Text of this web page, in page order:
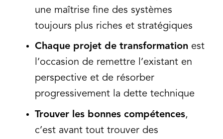
une maîtrise fine des systèmes
toujours plus riches et stratégiques
Chaque projet de transformationest
l’occasion de remettre l’existant en
perspective et de résorber
progressivement la dette technique
Trouver les bonnes compétences,
c’est avant tout trouver des